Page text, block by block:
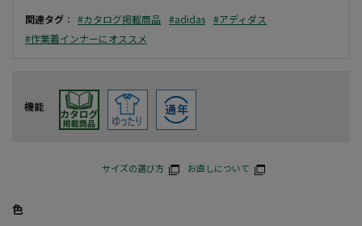
関連タグ ： #カタログ掲載商品 #adidas #アディダス
#作業着インナーにオススメ
機能
サイズの選び方 お直しについて
色